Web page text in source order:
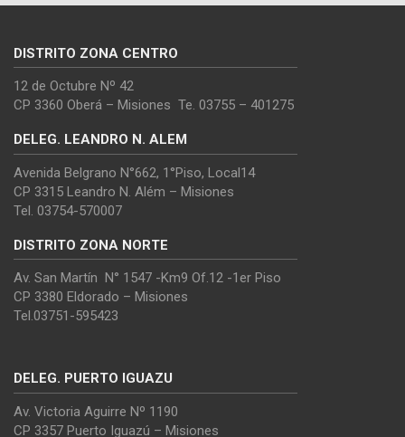
DISTRITO ZONA CENTRO
12 de Octubre Nº 42
CP 3360 Oberá – Misiones Te. 03755 – 401275
DELEG. LEANDRO N. ALEM
Avenida Belgrano N°662, 1°Piso, Local14
CP 3315 Leandro N. Além – Misiones
Tel. 03754-570007
DISTRITO ZONA NORTE
Av. San Martín N° 1547 -Km9 Of.12 -1er Piso
CP 3380 Eldorado – Misiones
Tel.03751-595423
DELEG. PUERTO IGUAZU
Av. Victoria Aguirre Nº 1190
CP 3357 Puerto Iguazú – Misiones